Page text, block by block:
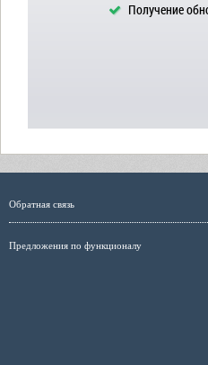
Получение
Обратная связь
Предложения по функционалу